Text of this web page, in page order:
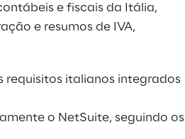
e fiscais da Itália,
e resumos de IVA,
requisitos italianos integrados
o NetSuite, seguindo os